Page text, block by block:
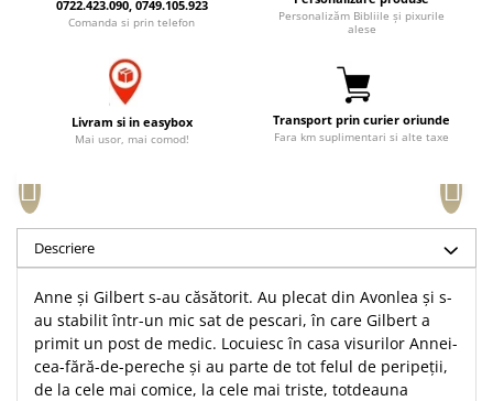
Comentarii
Biografii
Marturii
Romane
Meditatii
Poezii
Reviste
Sanatate
Semne de carte
Set cadou
Sticle apa
Suport pentru pahar
Tablouri
Tablouri canvas
Termos
Magneti0722.423.090, 0749.105.923
Comanda si prin telefon
Personalizăm Bibliile și pixurile
alese
Livram si in easybox
Mai usor, mai comod!
Transport prin curier oriunde
Fara km suplimentari si alte taxe
Descriere
Anne şi Gilbert s-au căsătorit. Au plecat din Avonlea şi s-
au stabilit într-un mic sat de pescari, în care Gilbert a
primit un post de medic. Locuiesc în casa visurilor Annei-
cea-fără-de-pereche şi au parte de tot felul de peripeţii,
de la cele mai comice, la cele mai triste, totdeauna